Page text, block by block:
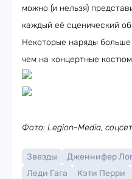
можно (и нельзя)
каждый её сценический
Некоторые наряды
чем на концертные
Фото: Legion-Media,
Звезды Дженнифер
Леди Гага
Кэти Перри